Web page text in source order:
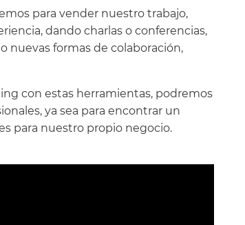
para vender nuestro trabajo,
dando charlas o conferencias,
nuevas formas de colaboración,
con estas herramientas, podremos
ya sea para encontrar un
para nuestro propio negocio.